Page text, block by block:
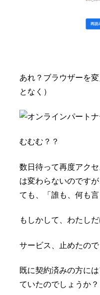
あれ？ブラウザーを
となく）
むむむ？？
数日待って再度アク
は変わらないのです
ても、「誰も、何も言
もしかして、わたしだ
サービス、止めたの
既に契約済みの方に
ていたのでしょうか？